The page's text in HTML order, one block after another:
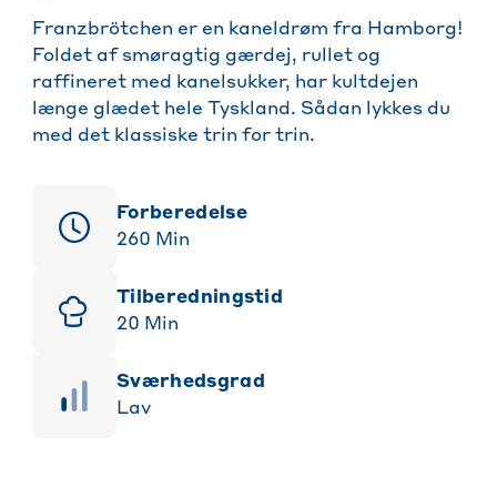
Franzbrötchen er en kaneldrøm fra Hamborg!
Foldet af smøragtig gærdej, rullet og
raffineret med kanelsukker, har kultdejen
længe glædet hele Tyskland. Sådan lykkes du
med det klassiske trin for trin.
Forberedelse
260 Min
Tilberedningstid
20 Min
sværhedsgrad
Lav